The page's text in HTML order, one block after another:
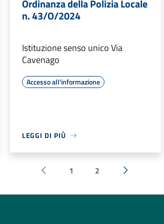
Ordinanza della Polizia Locale
n. 43/O/2024
Istituzione senso unico Via
Cavenago
Accesso all'informazione
LEGGI DI PIÙ
Pagina precedente
1 2
Successiva »